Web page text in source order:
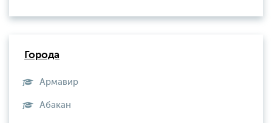
Города
Армавир
Абакан